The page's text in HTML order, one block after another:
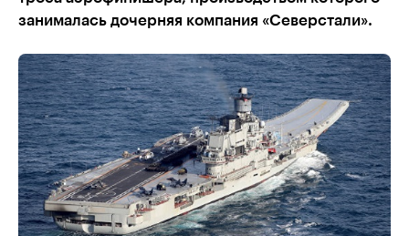
занималась дочерняя компания «Северстали».